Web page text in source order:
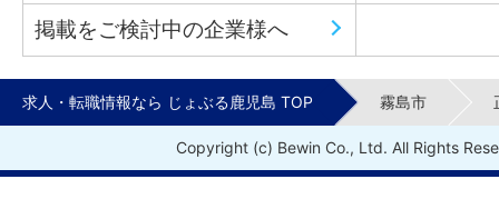
掲載をご検討中の企業様へ
求人・転職情報なら じょぶる鹿児島 TOP 霧島市
Copyright (c) Bewin Co., Ltd. All Rights